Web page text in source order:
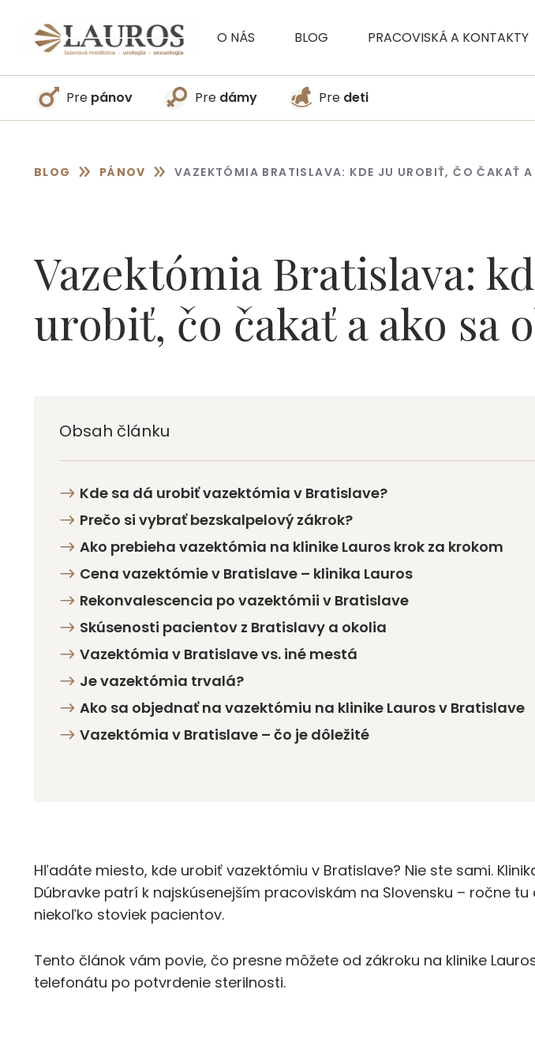
obsah
O NÁS BLOG PRACOVISKÁ A KONTAKTY
Pre pánov Pre dámy Pre deti
BLOG » PÁNOV »VAZEKTÓMIA BRATISLAVA: KDE JU UROBIŤ, ČO ČAKAŤ
Vazektómia Bratislava:
urobiť, čo čakať a ako sa
Obsah článku
Kde sa dá urobiť vazektómia v Bratislave?
Prečo si vybrať bezskalpelový zákrok?
Ako prebieha vazektómia na klinike Lauros krok za krokom
Cena vazektómie v Bratislave – klinika Lauros
Rekonvalescencia po vazektómii v Bratislave
Skúsenosti pacientov z Bratislavy a okolia
Vazektómia v Bratislave vs. iné mestá
Je vazektómia trvalá?
Ako sa objednať na vazektómiu na klinike Lauros v Bratislave
Vazektómia v Bratislave – čo je dôležité
Hľadáte miesto, kde urobiť vazektómiu v Bratislave? Nie ste sami.
Dúbravke patrí k najskúsenejším pracoviskám na Slovensku – ročne tu
niekoľko stoviek pacientov.
Tento článok vám povie, čo presne môžete od zákroku na klinike
telefonátu po potvrdenie sterilnosti.